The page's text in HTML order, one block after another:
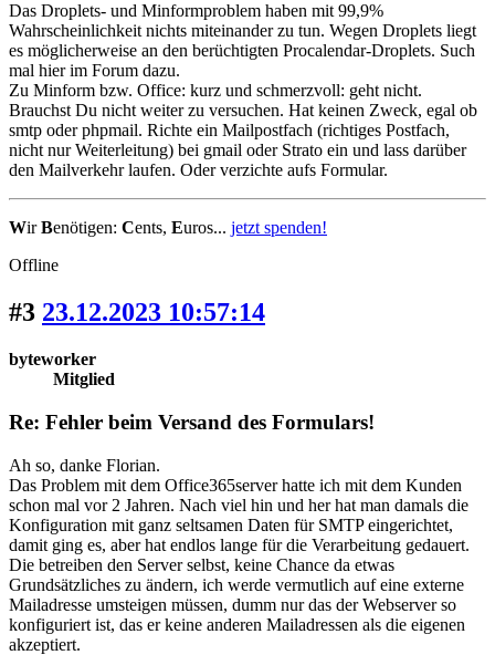
Das Droplets- und Minformproblem haben mit 99,9%
Wahrscheinlichkeit nichts miteinander zu tun. Wegen Droplets liegt
es möglicherweise an den berüchtigten Procalendar-Droplets. Such
mal hier im Forum dazu.
Zu Minform bzw. Office: kurz und schmerzvoll: geht nicht.
Brauchst Du nicht weiter zu versuchen. Hat keinen Zweck, egal ob
smtp oder phpmail. Richte ein Mailpostfach (richtiges Postfach,
nicht nur Weiterleitung) bei gmail oder Strato ein und lass darüber
den Mailverkehr laufen. Oder verzichte aufs Formular.
WirBenötigen: Cents, Euros... jetzt spenden!
Offline
#3 23.12.2023 10:57:14
byteworker
Mitglied
Re: Fehler beim Versand des Formulars!
Ah so, danke Florian.
Das Problem mit dem Office365server hatte ich mit dem Kunden
schon mal vor 2 Jahren. Nach viel hin und her hat man damals die
Konfiguration mit ganz seltsamen Daten für SMTP eingerichtet,
damit ging es, aber hat endlos lange für die Verarbeitung gedauert.
Die betreiben den Server selbst, keine Chance da etwas
Grundsätzliches zu ändern, ich werde vermutlich auf eine externe
Mailadresse umsteigen müssen, dumm nur das der Webserver so
konfiguriert ist, das er keine anderen Mailadressen als die eigenen
akzeptiert.